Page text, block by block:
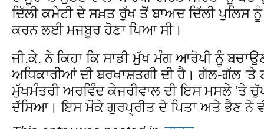
ਦਿੱਲੀ ਕਮੇਟੀ ਦੇ ਸਖ਼ਤ ਰੁੱਖ ਤੋਂ ਬਾਅਦ ਦਿੱਲੀ
ਕਰਨ ਲਈ ਮਜਬੂਰ ਹੋਣਾ ਪਿਆ ਸੀ।
ਜੀ.ਕੇ. ਨੇ ਕਿਹਾ ਕਿ ਸਾਡੀ ਮੁੱਖ ਮੰਗ ਆਰੋਪੀ ਨੂੰ
ਅਧਿਕਾਰੀਆਂ ਦੀ ਬਰਖਾਸ਼ਤਗੀ ਦੀ ਹੈ। ਗੱਲ-ਗੱਲ ’ਤੇ
ਮੁੱਖਮੰਤਰੀ ਅਰਵਿੰਦ ਕੇਜਰੀਵਾਲ ਦੀ ਇਸ ਮਸਲੇ ’ਤੇ
ਦੱਸਿਆ। ਇਸ ਮੌਕੇ ਗੁਰਪ੍ਰੀਤ ਦੇ ਪਿਤਾ ਅਤੇ ਭੈਣ ਨੇ